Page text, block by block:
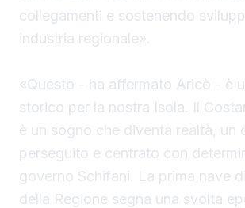
collegamenti e sostenendo
industria regionale».
«Questo - ha affermato Aricò - è
storico per la nostra Isola. Il
è un sogno che diventa realtà, un
perseguito e centrato con
governo Schifani. La prima nave
della Regione segna una svolta